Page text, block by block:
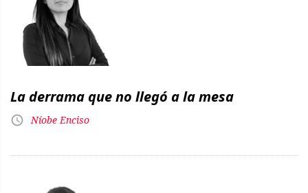
La derrama que no llegó a la mesa
Níobe Enciso